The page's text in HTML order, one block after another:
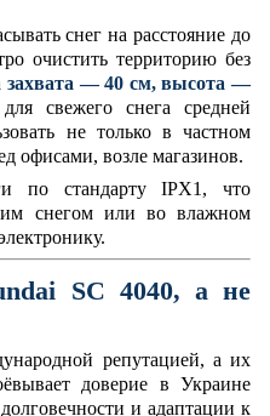
снег на расстояние до
очистить территорию без
— 40 см, высота —
свежего снега средней
не только в частном
офисами, возле магазинов.
по стандарту IPX1, что
снегом или во влажном
SC 4040, а не
репутацией, а их
доверие в Украине
и адаптации к